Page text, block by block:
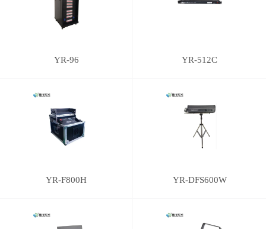
YR-96 YR-512C
YR-F800H YR-DFS600W